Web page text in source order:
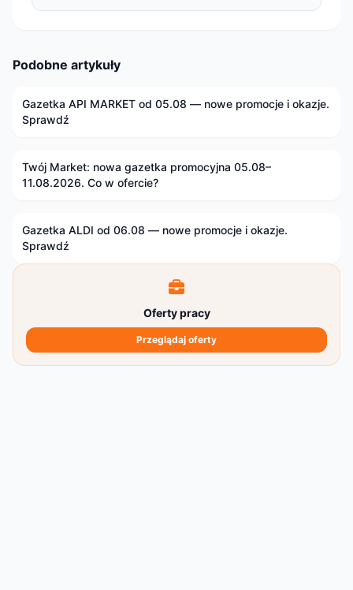
Podobne artykuły
Gazetka API MARKET od 05.08 — nowe promocje i okazje.
Sprawdź
Twój Market: nowa gazetka promocyjna 05.08–
11.08.2026. Co w ofercie?
Gazetka ALDI od 06.08 — nowe promocje i okazje.
Sprawdź
Oferty pracy
Przeglądaj oferty